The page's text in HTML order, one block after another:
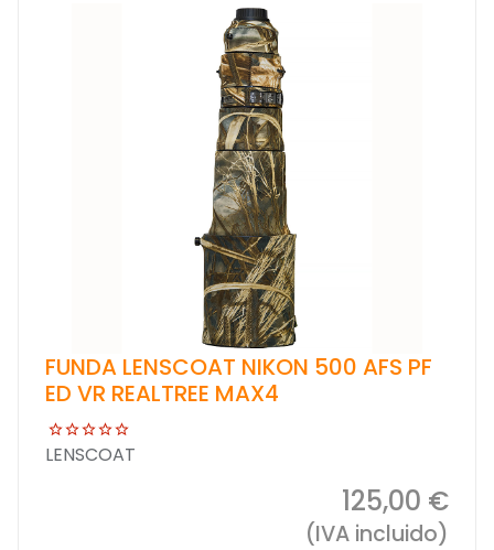
FUNDA LENSCOAT NIKON 500 AFS PF
ED VR REALTREE MAX4
LENSCOAT
125,00 €
(IVA incluido)